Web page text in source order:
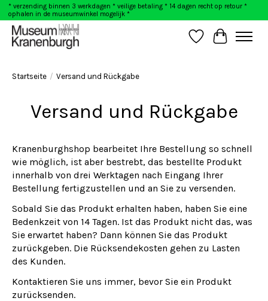
* verzending binnen 3 werkdagen * veilige betaling * 14 dagen recht op retour *
ophalen in de museumwinkel mogelijk *
Wunschzettel
Ihr
Startseite / Versand und Rückgabe
Versand und Rückgabe
Kranenburghshop bearbeitet Ihre Bestellung so schnell
wie möglich, ist aber bestrebt, das bestellte Produkt
innerhalb von drei Werktagen nach Eingang Ihrer
Bestellung fertigzustellen und an Sie zu versenden.
Sobald Sie das Produkt erhalten haben, haben Sie eine
Bedenkzeit von 14 Tagen. Ist das Produkt nicht das, was
Sie erwartet haben? Dann können Sie das Produkt
zurückgeben. Die Rücksendekosten gehen zu Lasten
des Kunden.
Kontaktieren Sie uns immer, bevor Sie ein Produkt
zurücksenden.